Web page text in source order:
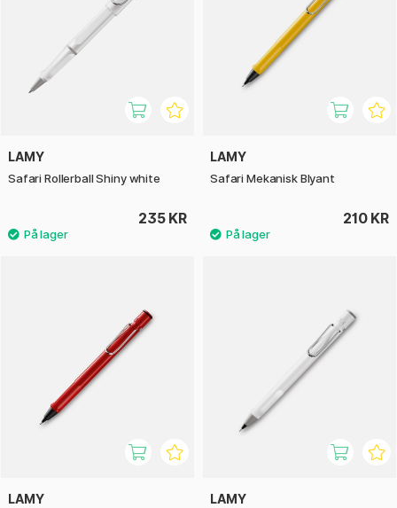
LAMY
Safari Rollerball Shiny white
235 KR
LAMY
Safari Mekanisk Blyant
210 KR
LAMY LAMY